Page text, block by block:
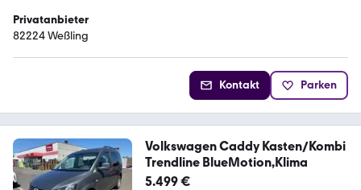
Privatanbieter
82224 Weßling
Kontakt Parken
Volkswagen Caddy Kasten/Kombi
Trendline BlueMotion,Klima
5.499 €